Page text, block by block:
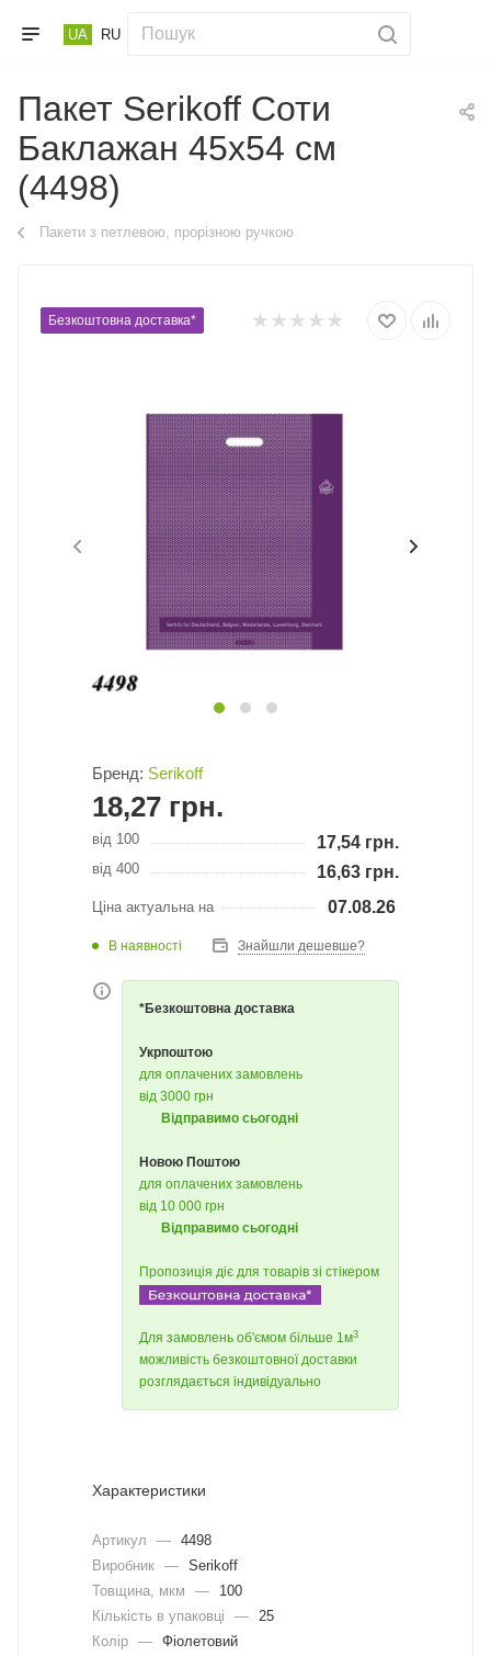
UA RU
Пакет Serikoff Соти
Баклажан 45х54 см
(4498)
Пакети з петлевою, прорізною ручкою
Безкоштовна доставка*
Бренд: Serikoff
18,27 грн.
від 100 17,54 грн.
від 400 16,63 грн.
Ціна актуальна на 07.08.26
В наявності Знайшли дешевше?
*Безкоштовна доставка
Укрпоштою
для оплачених замовлень
від 3000 грн
Відправимо сьогодні
Новою Поштою
для оплачених замовлень
від 10 000 грн
Відправимо сьогодні
Пропозиція діє для товарів зі стікером
Для замовлень об'ємом більше 1м3
можливість безкоштовної доставки
розглядається індивідуально
Характеристики
Артикул — 4498
Виробник — Serikoff
Товщина, мкм
—
100
Кількість в упаковці
—
25
Колір — Фіолетовий